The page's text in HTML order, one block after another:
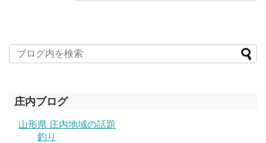
庄内ブログ
山形県 庄内地域の話題
釣り